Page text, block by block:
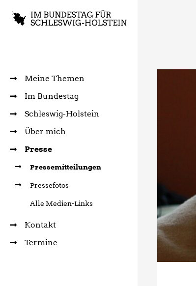
Meine Themen
Im Bundestag
Schleswig-Holstein
Über mich
Presse
Pressemitteilungen
Pressefotos
Alle Medien-Links
Kontakt
Termine